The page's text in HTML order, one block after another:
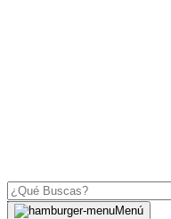
Menú
OJO